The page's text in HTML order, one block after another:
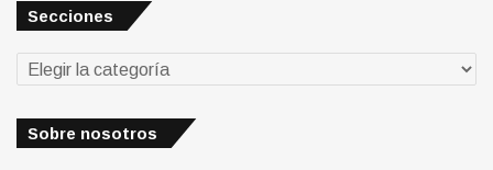
Secciones
Secciones
Sobre nosotros